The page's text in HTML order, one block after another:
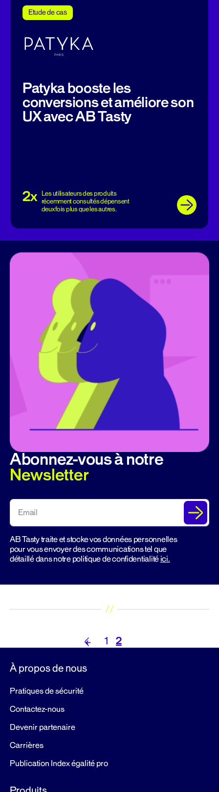
Etude de cas
Patyka booste les
conversions et améliore son
UX avec AB Tasty
2x
Les utilisateurs des produits
récemment consultés dépensent
deux fois plus que les autres.
Abonnez-vous à notre
Newsletter
AB Tasty traite et stocke vos données personnelles
pour vous envoyer des communications tel que
détaillé dans notre politique de confidentialitéici.
Pagination
des
publications
←
l
n
1
2
À propos de nous
Pratiques de sécurité
Contactez-nous
Devenir partenaire
Carrières
Publication Index égalité pro